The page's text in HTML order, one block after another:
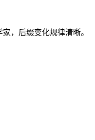
，后缀变化规律清晰。